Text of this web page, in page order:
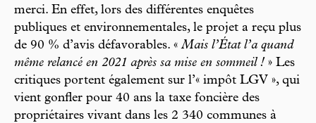
merci. En effet, lors des différentes enquêtes
publiques et environnementales, le projet a reçu plus
de 90 % d’avis défavorables. «Mais l’État l’a quand
même relancé en 2021 après sa mise en sommeil ! » Les
critiques portent également sur l’« impôt LGV », qui
vient gonfler pour 40 ans la taxe foncière des
propriétaires vivant dans les 2 340 communes à